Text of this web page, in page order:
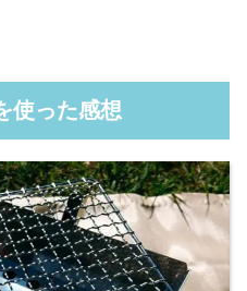
使った感想